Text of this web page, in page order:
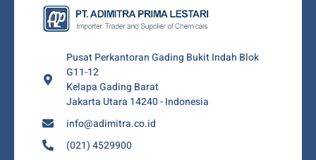
Pusat Perkantoran Gading Bukit Indah Blok
G11-12
Kelapa Gading Barat
Jakarta Utara 14240 - Indonesia
info@adimitra.co.id
(021) 4529900